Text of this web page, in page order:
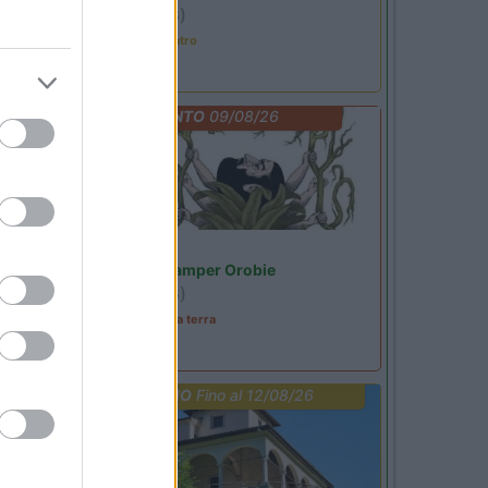
(BG)
Incontri con il teatro
EVENTO09/08/26
Area Sosta Camper Orobie
(BG)
A levar l'ombra da terra
PROMO Fino al 12/08/26